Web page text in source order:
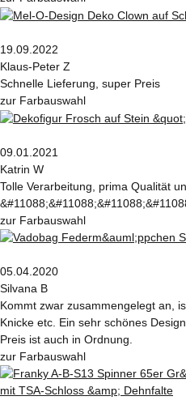
19.09.2022
Klaus-Peter Z
Schnelle Lieferung, super Preis
zur Farbauswahl
09.01.2021
Katrin W
Tolle Verarbeitung, prima Qualität
zur Farbauswahl
05.04.2020
Silvana B
Kommt zwar zusammengelegt an,
Knicke etc. Ein sehr schönes
Preis ist auch in Ordnung.
zur Farbauswahl